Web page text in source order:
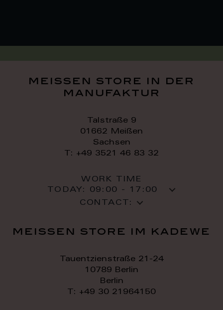
meissen store in der
manufaktur
Talstraße 9
01662 Meißen
Sachsen
T: +49 3521 46 83 32
WORK TIME
TODAY: 09:00 - 17:00
CONTACT:
meissen store im kadewe
Tauentzienstraße 21-24
10789 Berlin
Berlin
T: +49 30 21964150